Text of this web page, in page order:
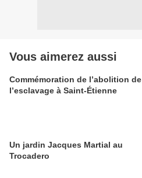
Vous aimerez aussi
Commémoration de l’abolition de
l’esclavage à Saint-Étienne
Un jardin Jacques Martial au
Trocadero